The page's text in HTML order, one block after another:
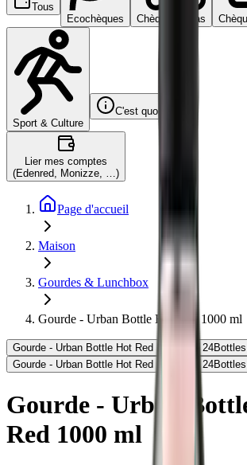
Tous
Ecochèques
Chèques-repas
Sport & Culture
C'est quoi ?
Lier mes comptes
(Edenred, Monizze, …)
Page d'accueil
Maison
Gourdes & Lunchbox
Gourde - Urban Bottle Hot Red 1000 ml
Gourde - Urban Bottle Hot Red 1000 ml - 24Bottles
Gourde - Urban Bottle Hot Red 1000 ml - 24Bottles
Gourde - Urban
Red 1000 ml